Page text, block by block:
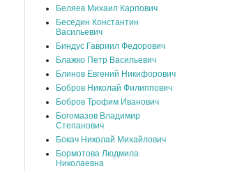
Беляев Михаил Карпович
Беседин Константин
Васильевич
Биндус Гавриил Федорович
Блажко Петр Васильевич
Блинов Евгений Никифорович
Бобров Николай Филиппович
Бобров Трофим Иванович
Богомазов Владимир
Степанович
Бокач Николай Михайлович
Бормотова Людмила
Николаевна